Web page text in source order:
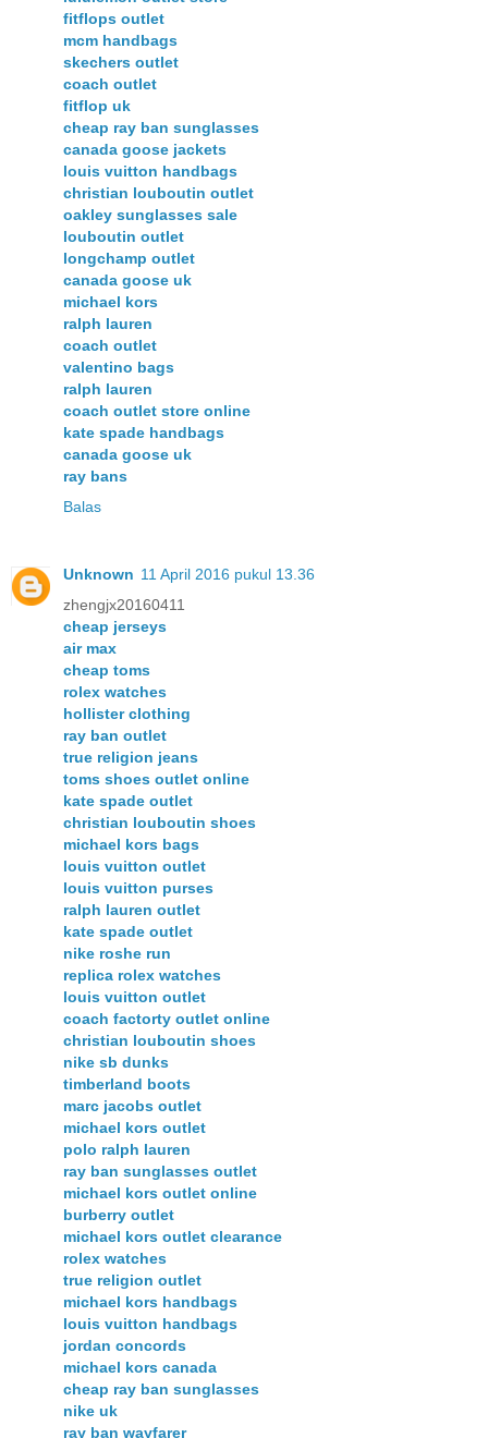
fitflops outlet
mcm handbags
skechers outlet
coach outlet
fitflop uk
cheap ray ban sunglasses
canada goose jackets
louis vuitton handbags
christian louboutin outlet
oakley sunglasses sale
louboutin outlet
longchamp outlet
canada goose uk
michael kors
ralph lauren
coach outlet
valentino bags
ralph lauren
coach outlet store online
kate spade handbags
canada goose uk
ray bans
Balas
Unknown 11 April 2016 pukul 13.36
zhengjx20160411
cheap jerseys
air max
cheap toms
rolex watches
hollister clothing
ray ban outlet
true religion jeans
toms shoes outlet online
kate spade outlet
christian louboutin shoes
michael kors bags
louis vuitton outlet
louis vuitton purses
ralph lauren outlet
kate spade outlet
nike roshe run
replica rolex watches
louis vuitton outlet
coach factorty outlet online
christian louboutin shoes
nike sb dunks
timberland boots
marc jacobs outlet
michael kors outlet
polo ralph lauren
ray ban sunglasses outlet
michael kors outlet online
burberry outlet
michael kors outlet clearance
rolex watches
true religion outlet
michael kors handbags
louis vuitton handbags
jordan concords
michael kors canada
cheap ray ban sunglasses
nike uk
ray ban wayfarer